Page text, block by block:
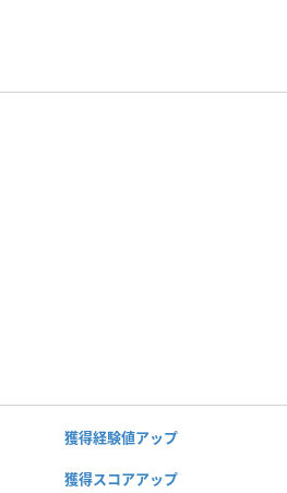
獲得経験値アップ
獲得スコアアップ